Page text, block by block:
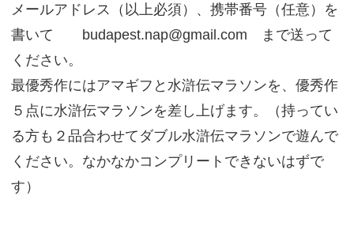
メールアドレス（以上必須）、携帯番号（任意）を
書いて budapest.nap@gmail.com まで送って
ください。
最優秀作にはアマギフと水滸伝マラソンを、優秀作
５点に水滸伝マラソンを差し上げます。（持ってい
る方も２品合わせてダブル水滸伝マラソンで遊んで
ください。なかなかコンプリートできないはずで
す）